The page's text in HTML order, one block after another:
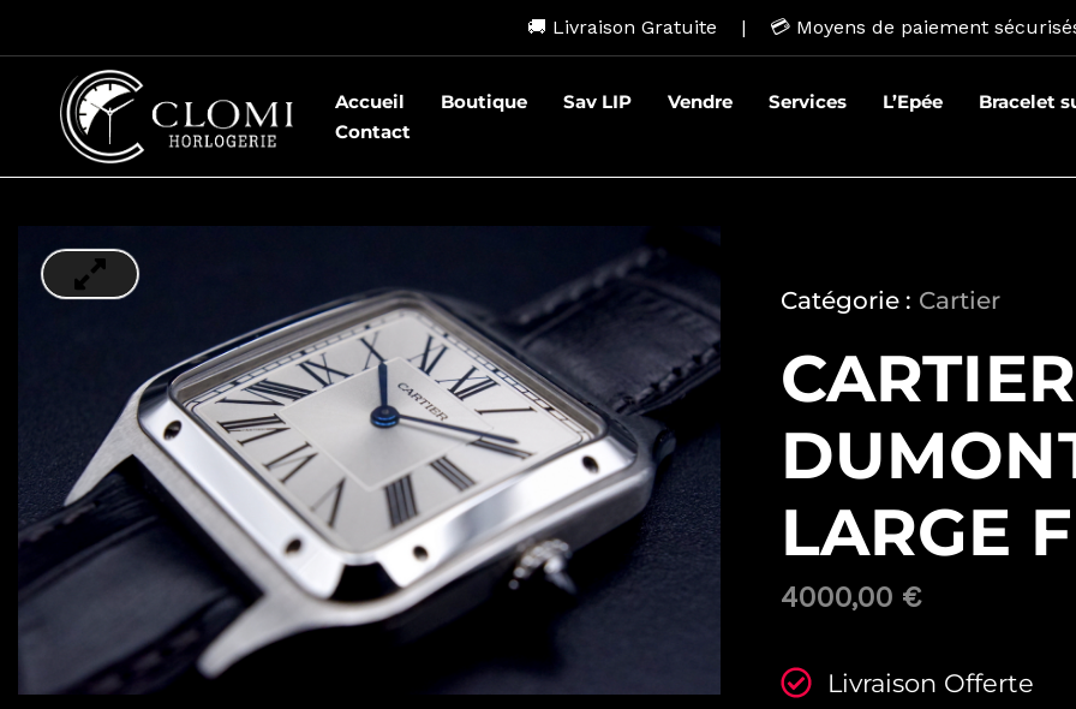
contenu
🚚 Livraison Gratuite | 💳 Moyens de paiement
Accueil Boutique Sav LIP Vendre Services L’Epée
Bracelet
Contact
Catégorie : Cartier
LARGE
4000,00 €
Livraison Offerte